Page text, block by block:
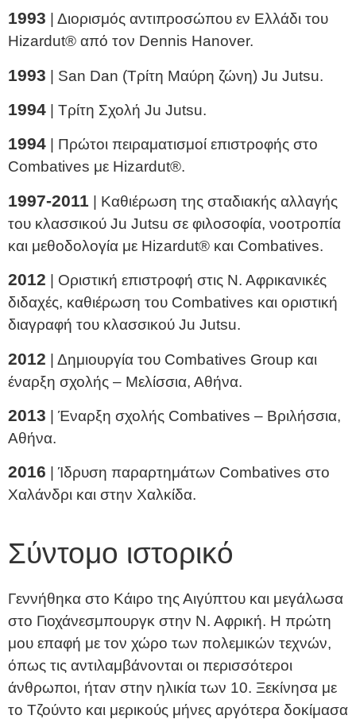
1993 | Διορισμός αντιπροσώπου εν Ελλάδι του
Hizardut® από τον Dennis Hanover.
1993 | San Dan (Τρίτη Μαύρη ζώνη) Ju Jutsu.
1994 | Τρίτη Σχολή Ju Jutsu.
1994 | Πρώτοι πειραματισμοί επιστροφής στο
Combatives με Hizardut®.
1997-2011 | Καθιέρωση της σταδιακής αλλαγής
του κλασσικού Ju Jutsu σε φιλοσοφία, νοοτροπία
και μεθοδολογία με Hizardut® και Combatives.
2012 | Οριστική επιστροφή στις Ν. Αφρικανικές
διδαχές, καθιέρωση του Combatives και οριστική
διαγραφή του κλασσικού Ju Jutsu.
2012 | Δημιουργία του Combatives Group και
έναρξη σχολής – Μελίσσια, Αθήνα.
2013 | Έναρξη σχολής Combatives – Βριλήσσια,
Αθήνα.
2016 | Ίδρυση παραρτημάτων Combatives στο
Χαλάνδρι και στην Χαλκίδα.
Σύντομο ιστορικό
Γεννήθηκα στο Κάιρο της Αιγύπτου και μεγάλωσα
στο Γιοχάνεσμπουργκ στην Ν. Αφρική. Η πρώτη
μου επαφή με τον χώρο των πολεμικών τεχνών,
όπως τις αντιλαμβάνονται οι περισσότεροι
άνθρωποι, ήταν στην ηλικία των 10. Ξεκίνησα με
το Τζούντο και μερικούς μήνες αργότερα δοκίμασα